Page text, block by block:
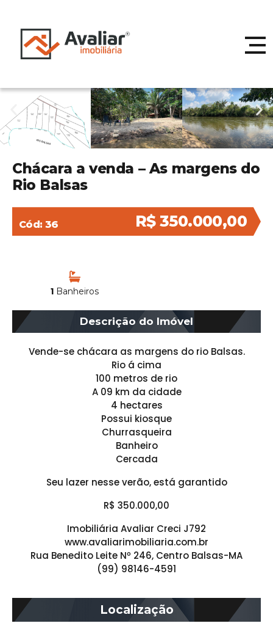
Chácara a venda – As margens do
Rio Balsas
R$ 350.000,00
Cód: 36
1Banheiros
Descrição do Imóvel
Vende-se chácara as margens do rio Balsas.
Rio á cima
100 metros de rio
A 09 km da cidade
4 hectares
Possui kiosque
Churrasqueira
Banheiro
Cercada
Seu lazer nesse verão, está garantido
R$ 350.000,00
Imobiliária Avaliar Creci J792
www.avaliarimobiliaria.com.br
Rua Benedito Leite Nº 246, Centro Balsas-MA
(99) 98146-4591
Localização